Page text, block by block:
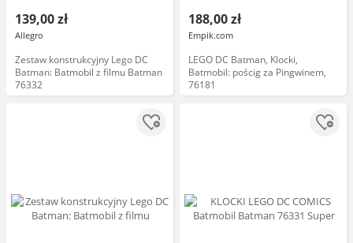
139,00 zł
Allegro
Zestaw konstrukcyjny Lego DC
Batman: Batmobil z filmu Batman
76332
188,00 zł
Empik.com
LEGO DC Batman, Klocki,
Batmobil: pościg za Pingwinem,
76181